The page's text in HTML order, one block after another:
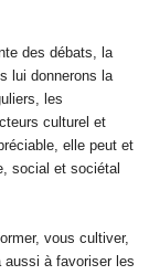
des débats, la
lui donnerons la
les
culturel et
elle peut et
social et sociétal
vous cultiver,
aussi à favoriser les